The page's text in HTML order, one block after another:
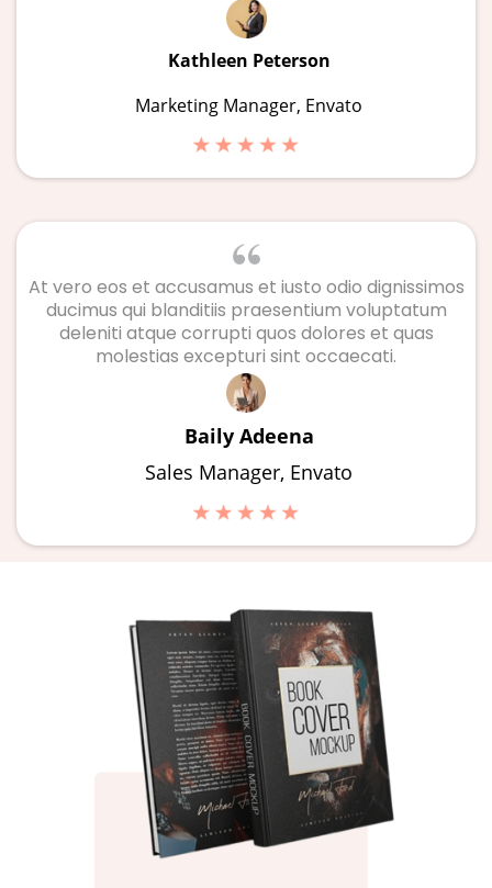
Kathleen Peterson
Marketing Manager, Envato
At vero eos et accusamus et iusto odio dignissimos
ducimus qui blanditiis praesentium voluptatum
deleniti atque corrupti quos dolores et quas
molestias excepturi sint occaecati.
Baily Adeena
Sales Manager, Envato